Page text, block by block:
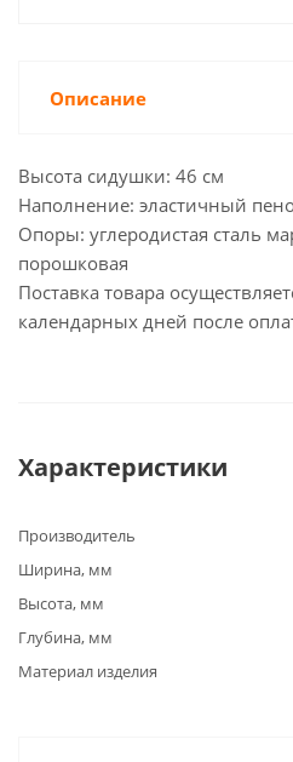
Описание
Высота сидушки: 46 см
Наполнение: эластичный
Опоры: углеродистая сталь
порошковая
Поставка товара
календарных дней после
Характеристики
Производитель
Ширина, мм
Высота, мм
Глубина, мм
Материал изделия